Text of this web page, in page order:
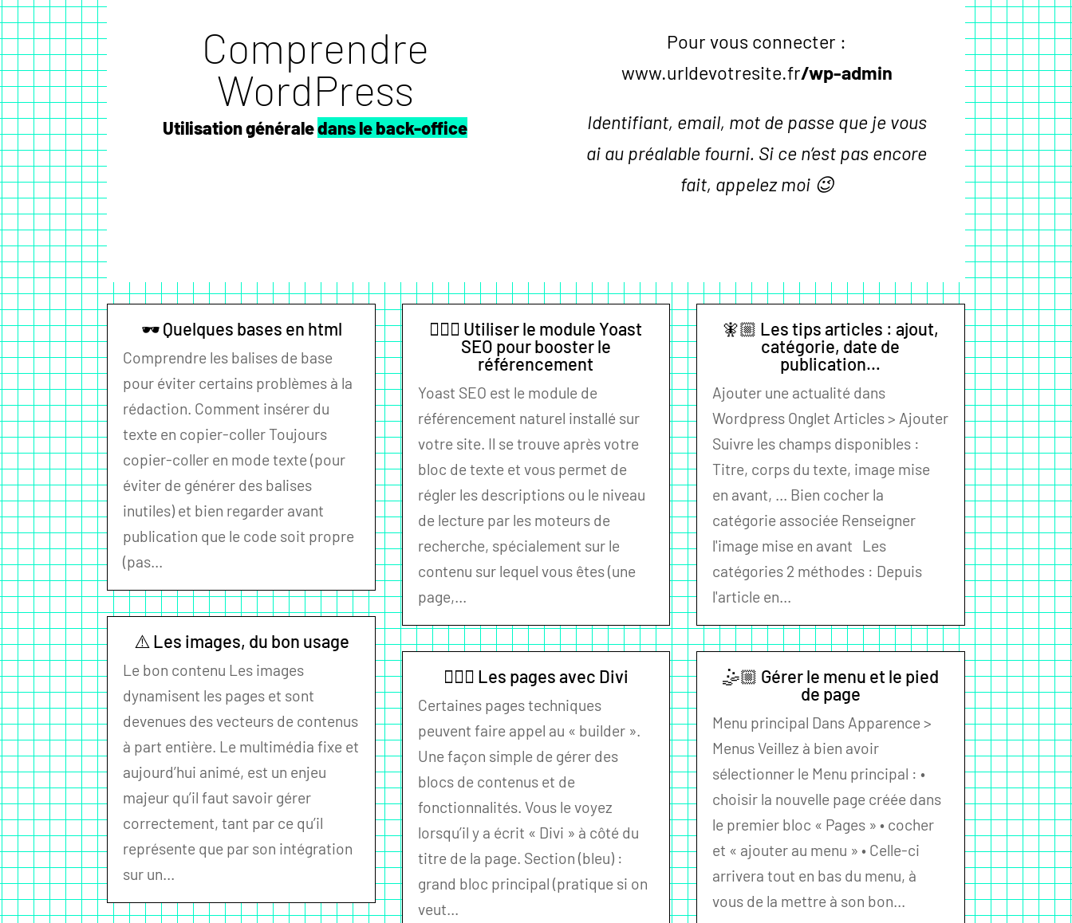
Comprendre
WordPress
Utilisation généraledans le back-office
Pour vous connecter :
www.urldevotresite.fr/wp-admin
Identifiant, email, mot de passe que je vous
ai au préalable fourni. Si ce n’est pas encore
fait, appelez moi 😉
🕶 Quelques bases en html
Comprendre les balises de base
pour éviter certains problèmes à la
rédaction. Comment insérer du
texte en copier-coller Toujours
copier-coller en mode texte (pour
éviter de générer des balises
inutiles) et bien regarder avant
publication que le code soit propre
(pas...
⚠️ Les images, du bon usage
Le bon contenu Les images
dynamisent les pages et sont
devenues des vecteurs de contenus
à part entière. Le multimédia fixe et
aujourd’hui animé, est un enjeu
majeur qu’il faut savoir gérer
correctement, tant par ce qu’il
représente que par son intégration
sur un...
🦸🏼‍♀️ Utiliser le module Yoast
SEO pour booster le
référencement
Yoast SEO est le module de
référencement naturel installé sur
votre site. Il se trouve après votre
bloc de texte et vous permet de
régler les descriptions ou le niveau
de lecture par les moteurs de
recherche, spécialement sur le
contenu sur lequel vous êtes (une
page,...
🏄🏻‍♂️ Les pages avec Divi
Certaines pages techniques
peuvent faire appel au « builder ».
Une façon simple de gérer des
blocs de contenus et de
fonctionnalités. Vous le voyez
lorsqu’il y a écrit « Divi » à côté du
titre de la page. Section (bleu) :
grand bloc principal (pratique si on
veut...
🧚🏼 Les tips articles : ajout,
catégorie, date de
publication…
Ajouter une actualité dans
Wordpress Onglet Articles > Ajouter
Suivre les champs disponibles :
Titre, corps du texte, image mise
en avant, ... Bien cocher la
catégorie associée Renseigner
l'image mise en avant Les
catégories 2 méthodes : Depuis
l'article en...
🤹🏼 Gérer le menu et le pied
de page
Menu principal Dans Apparence >
Menus Veillez à bien avoir
sélectionner le Menu principal : •
choisir la nouvelle page créée dans
le premier bloc « Pages » • cocher
et « ajouter au menu » • Celle-ci
arrivera tout en bas du menu, à
vous de la mettre à son bon...